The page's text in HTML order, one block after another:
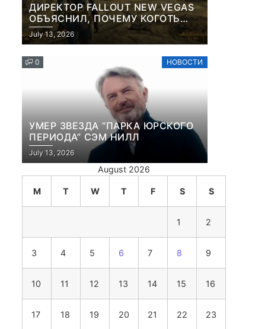
ДИРЕКТОР FALLOUT NEW VEGAS
ОБЪЯСНИЛ, ПОЧЕМУ КОГОТЬ
СМЕРТИ У КАРЬЕРА НАМЕРЕННО
СНОСИТ ВАМ ГОЛОВУ
July 13, 2026
0 НОВОСТИ
УМЕР ЗВЕЗДА “ПАРКА ЮРСКОГО
ПЕРИОДА” СЭМ НИЛЛ
July 13, 2026
August 2026
M T W T F S S
1 2
3 4 5 6 7 8 9
10 11 12 13 14 15 16
17 18 19 20 21 22 23